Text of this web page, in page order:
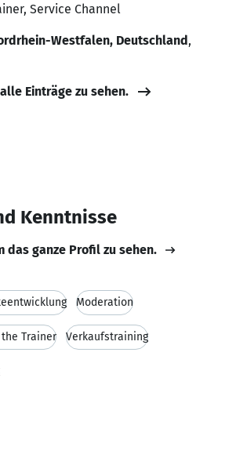
Service Channel
Westfalen, Deutschland,
Einträge zu sehen.
Kenntnisse
das ganze Profil zu sehen.
Moderation
Trainer Verkaufstraining